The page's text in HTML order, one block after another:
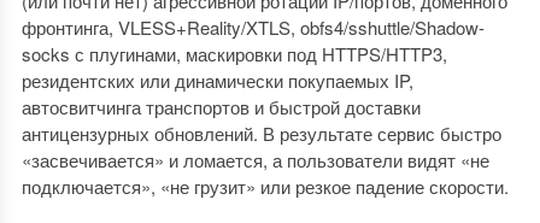
фронтинга, VLESS+Reality/XTLS, obfs4/sshuttle/Shadow­
socks с плугинами, маскировки под HTTPS/HTTP3,
резидентских или динамически покупаемых IP,
автосвитчинга транспортов и быстрой доставки
антицензурных обновлений. В результате сервис быстро
«засвечивается» и ломается, а пользователи видят «не
подключается», «не грузит» или резкое падение скорости.